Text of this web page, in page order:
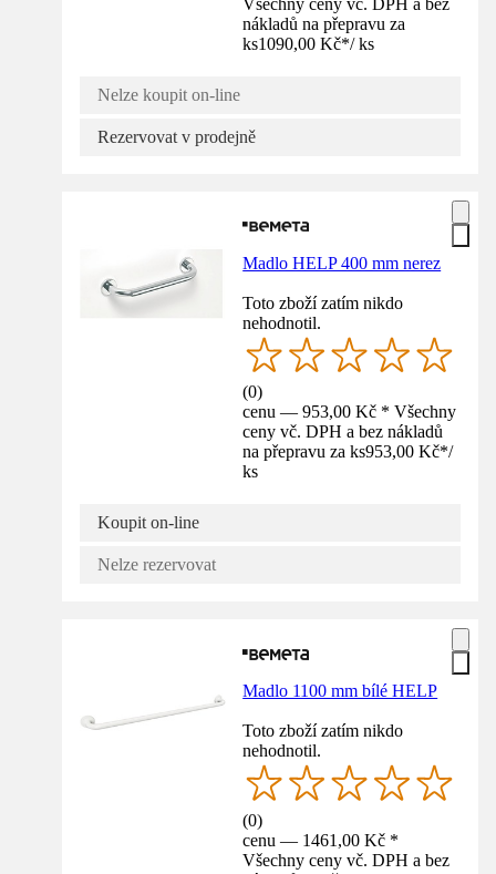
nákladů na přepravu za
ks1090,00 Kč*/ ks
Nelze koupit on-line
Rezervovat v prodejně
Madlo HELP 400 mm nerez
Toto zboží zatím nikdo
nehodnotil.
(0)
cenu — 953,00 Kč * Všechny
ceny vč. DPH a bez nákladů
na přepravu za ks953,00 Kč*/
ks
Koupit on-line
Nelze rezervovat
Madlo 1100 mm bílé HELP
Toto zboží zatím nikdo
nehodnotil.
(0)
cenu — 1461,00 Kč *
Všechny ceny vč. DPH a bez